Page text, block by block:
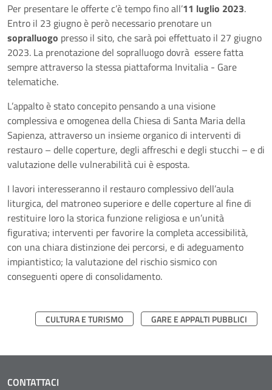
Per presentare le offerte c’è tempo fino all’11 luglio 2023.
Entro il 23 giugno è però necessario prenotare un
sopralluogo presso il sito, che sarà poi effettuato il 27 giugno
2023. La prenotazione del sopralluogo dovrà essere fatta
sempre attraverso la stessa piattaforma Invitalia - Gare
telematiche.
L’appalto è stato concepito pensando a una visione
complessiva e omogenea della Chiesa di Santa Maria della
Sapienza, attraverso un insieme organico di interventi di
restauro – delle coperture, degli affreschi e degli stucchi – e di
valutazione delle vulnerabilità cui è esposta.
I lavori interesseranno il restauro complessivo dell’aula
liturgica, del matroneo superiore e delle coperture al fine di
restituire loro la storica funzione religiosa e un’unità
figurativa; interventi per favorire la completa accessibilità,
con una chiara distinzione dei percorsi, e di adeguamento
impiantistico; la valutazione del rischio sismico con
conseguenti opere di consolidamento.
CULTURA E TURISMO GARE E APPALTI PUBBLICI
CONTATTACI